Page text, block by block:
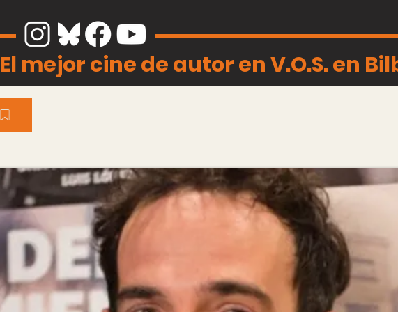
El mejor cine de autor en V.O.S. en